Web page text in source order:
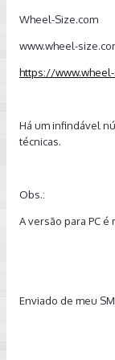
Wheel-Size.com
www.wheel-
https://
Há um infindável
técnicas.
Obs.:
A versão para PC
Enviado de meu